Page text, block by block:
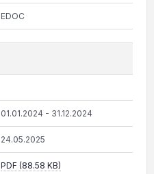
EDOC
01.01.2024 - 31.12.2024
24.05.2025
PDF (88.58 KB)